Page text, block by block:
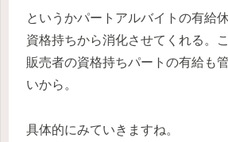
というかパートアルバイトの有給
資格持ちから消化させてくれる。
販売者の資格持ちパートの有給も
いから。
具体的にみていきますね。